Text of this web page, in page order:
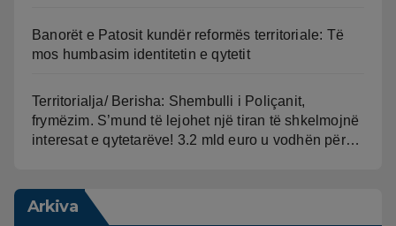
Banorët e Patosit kundër reformës territoriale: Të
mos humbasim identitetin e qytetit
Territorialja/ Berisha: Shembulli i Poliçanit,
frymëzim. S’mund të lejohet një tiran të shkelmojnë
interesat e qytetarëve! 3.2 mld euro u vodhën për…
Arkiva